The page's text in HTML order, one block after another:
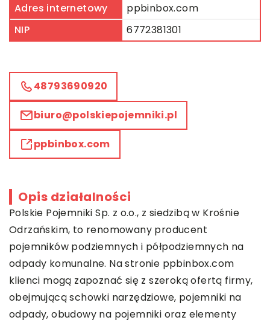
Adres internetowy
ppbinbox.com
NIP
6772381301
48793690920
biuro@polskiepojemniki.pl
ppbinbox.com
Opis działalności
Polskie Pojemniki Sp. z o.o., z siedzibą w Krośnie
Odrzańskim, to renomowany producent
pojemników podziemnych i półpodziemnych na
odpady komunalne. Na stronie ppbinbox.com
klienci mogą zapoznać się z szeroką ofertą firmy,
obejmującą schowki narzędziowe, pojemniki na
odpady, obudowy na pojemniki oraz elementy